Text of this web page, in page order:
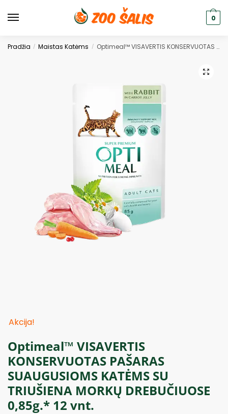
0
Pradžia / Maistas Katėms / Optimeal™ VISAVERTIS KONSERVUOTAS PAŠARAS SUAUGUSIOMS KATĖMS SU TRIUŠIENA MORKŲ DREBUČIUOSE 0,85g.* 12 vnt.
Akcija!
Optimeal™ VISAVERTIS
KONSERVUOTAS PAŠARAS
SUAUGUSIOMS KATĖMS SU
TRIUŠIENA MORKŲ DREBUČIUOSE
0,85g.* 12 vnt.